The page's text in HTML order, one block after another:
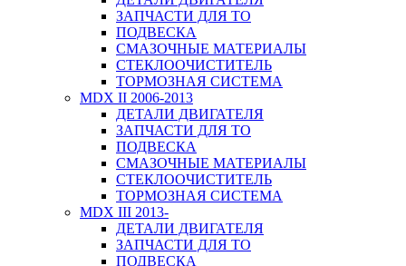
ЗАПЧАСТИ ДЛЯ ТО
ПОДВЕСКА
СМАЗОЧНЫЕ МАТЕРИАЛЫ
СТЕКЛООЧИСТИТЕЛЬ
ТОРМОЗНАЯ СИСТЕМА
MDX II 2006-2013
ДЕТАЛИ ДВИГАТЕЛЯ
ЗАПЧАСТИ ДЛЯ ТО
ПОДВЕСКА
СМАЗОЧНЫЕ МАТЕРИАЛЫ
СТЕКЛООЧИСТИТЕЛЬ
ТОРМОЗНАЯ СИСТЕМА
MDX III 2013-
ДЕТАЛИ ДВИГАТЕЛЯ
ЗАПЧАСТИ ДЛЯ ТО
ПОДВЕСКА